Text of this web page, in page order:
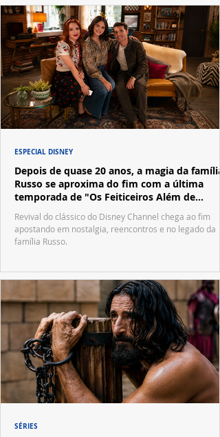
Depois de quase 20 anos, a magia da família
Russo se aproxima do fim com a última
temporada de "Os Feiticeiros Além de
Waverly Place"
Revival do clássico do Disney Channel chega ao fim
apostando em nostalgia, reencontros e no legado da
família Russo.
ESPECIAL DISNEY
SÉRIES